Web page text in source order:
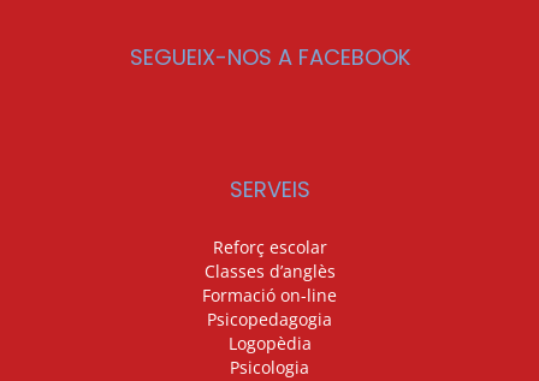
SEGUEIX-NOS A FACEBOOK
SERVEIS
Reforç escolar
Classes d’anglès
Formació on-line
Psicopedagogia
Logopèdia
Psicologia